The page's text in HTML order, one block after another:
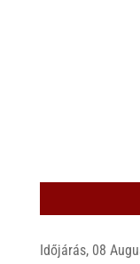
Időjárás, 08